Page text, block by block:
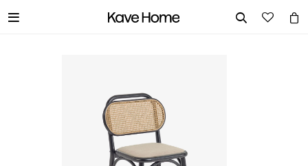
 
STOCK DISPONIBLE.